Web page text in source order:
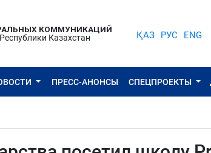
КОММУНИКАЦИЙ
Казахстан
ҚАЗ РУС ENG
ПРЕСС-АНОНСЫ СПЕЦПРОЕКТЫ